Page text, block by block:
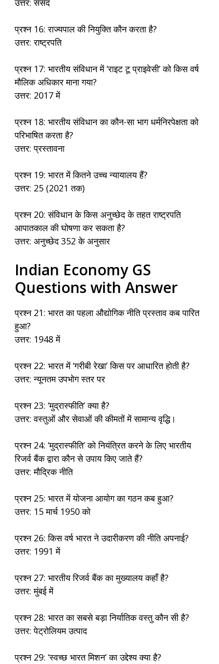
उत्तर: संसद
प्रश्न 16: राज्यपाल की नियुक्ति कौन करता है?
उत्तर: राष्ट्रपति
प्रश्न 17: भारतीय संविधान में ‘राइट टू प्राइवेसी’ को किस वर्ष
मौलिक अधिकार माना गया?
उत्तर: 2017 में
प्रश्न 18: भारतीय संविधान का कौन-सा भाग धर्मनिरपेक्षता को
परिभाषित करता है?
उत्तर: प्रस्तावना
प्रश्न 19: भारत में कितने उच्च न्यायालय हैं?
उत्तर: 25 (2021 तक)
प्रश्न 20: संविधान के किस अनुच्छेद के तहत राष्ट्रपति
आपातकाल की घोषणा कर सकता है?
उत्तर: अनुच्छेद 352 के अनुसार
Indian Economy GS
Questions with Answer
प्रश्न 21: भारत का पहला औद्योगिक नीति प्रस्ताव कब पारित
हुआ?
उत्तर: 1948 में
प्रश्न 22: भारत में ‘गरीबी रेखा’ किस पर आधारित होती है?
उत्तर: न्यूनतम उपभोग स्तर पर
प्रश्न 23: ‘मुद्रास्फीति’ क्या है?
उत्तर: वस्तुओं और सेवाओं की कीमतों में सामान्य वृद्धि।
प्रश्न 24: ‘मुद्रास्फीति’ को नियंत्रित करने के लिए भारतीय
रिजर्व बैंक द्वारा कौन से उपाय किए जाते हैं?
उत्तर: मौद्रिक नीति
प्रश्न 25: भारत में योजना आयोग का गठन कब हुआ?
उत्तर: 15 मार्च 1950 को
प्रश्न 26: किस वर्ष भारत ने उदारीकरण की नीति अपनाई?
उत्तर: 1991 में
प्रश्न 27: भारतीय रिजर्व बैंक का मुख्यालय कहाँ है?
उत्तर: मुंबई में
प्रश्न 28: भारत का सबसे बड़ा निर्यातिक वस्तु कौन सी है?
उत्तर: पेट्रोलियम उत्पाद
प्रश्न 29: ‘स्वच्छ भारत मिशन’ का उद्देश्य क्या है?